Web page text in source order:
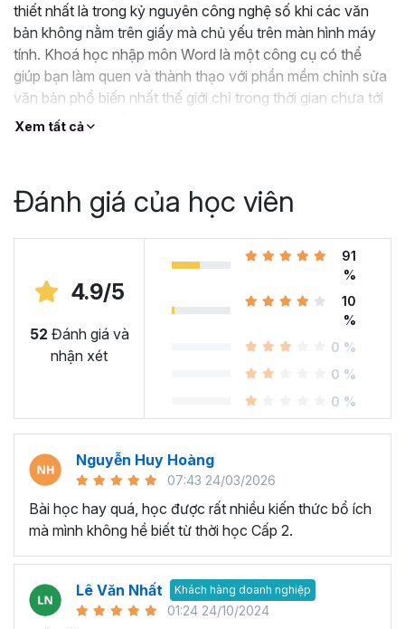
thiết nhất là trong kỷ nguyên công nghệ số khi các văn
bản không nằm trên giấy mà chủ yếu trên màn hình máy
tính. Khoá học nhập môn Word là một công cụ có thể
giúp bạn làm quen và thành thạo với phần mềm chỉnh sửa
văn bản phổ biến nhất thế giới chỉ trong thời gian chưa tới
4 giờ. Hãy nắm lấy cơ hội và đăng ký ngay bây giờ!
Xem tất cả
Đánh giá của học viên
4.9/5
52 Đánh giá và
nhận xét
91
%
10
%
0 %
0 %
0 %
Nguyễn Huy Hoàng
07:43 24/03/2026
Bài học hay quá, học được rất nhiều kiến thức bổ ích
mà mình không hề biết từ thời học Cấp 2.
Lê Văn Nhất Khách hàng doanh nghiệp
01:24 24/10/2024